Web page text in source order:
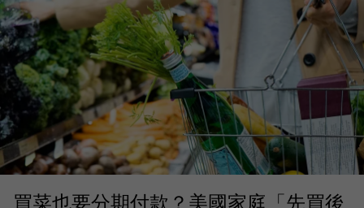
買菜也要分期付款？美國家庭「先買後